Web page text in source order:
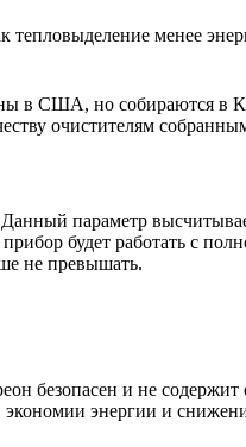
менее
в США, но собираются в
очистителям
параметр
будет работать с
не превышать.
безопасен и не
энергии и